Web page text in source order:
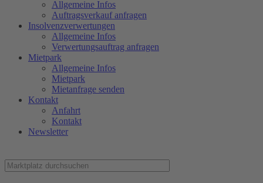
Allgemeine Infos
Auftragsverkauf anfragen
Insolvenzverwertungen
Allgemeine Infos
Verwertungsauftrag anfragen
Mietpark
Allgemeine Infos
Mietpark
Mietanfrage senden
Kontakt
Anfahrt
Kontakt
Newsletter